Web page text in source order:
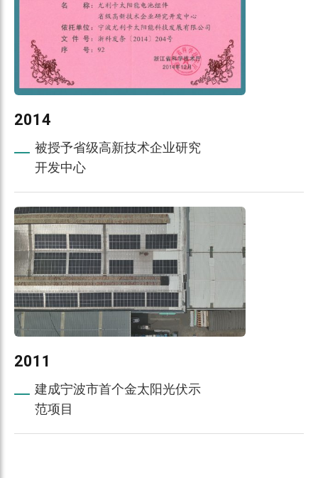
2014
被授予省级高新技术企业研究
开发中心
2011
建成宁波市首个金太阳光伏示
范项目